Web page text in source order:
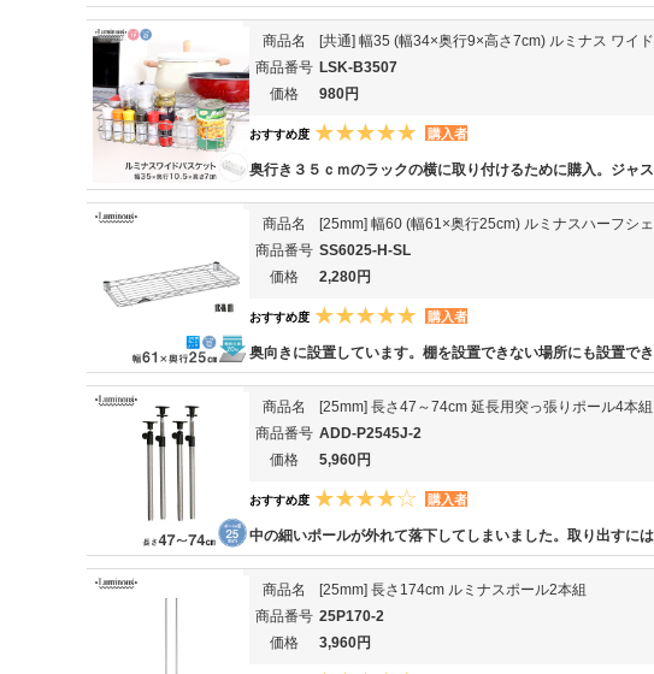
商品名
[共通] 幅35 (幅34×奥行9×高さ7cm) ルミナス ワイ
商品番号 LSK-B3507
価格
980円
おすすめ度 購入者
奥行き３５ｃｍのラックの横に取り付けるために購入。ジャス
商品名
[25mm] 幅60 (幅61×奥行25cm) ルミナスハーフシ
商品番号 SS6025-H-SL
価格
2,280円
おすすめ度 購入者
奥向きに設置しています。棚を設置できない場所にも設置でき
商品名
[25mm] 長さ47～74cm 延長用突っ張りポール4本組
商品番号 ADD-P2545J-2
価格
5,960円
おすすめ度 購入者
中の細いポールが外れて落下してしまいました。取り出すには
商品名
[25mm] 長さ174cm ルミナスポール2本組
商品番号 25P170-2
価格
3,960円